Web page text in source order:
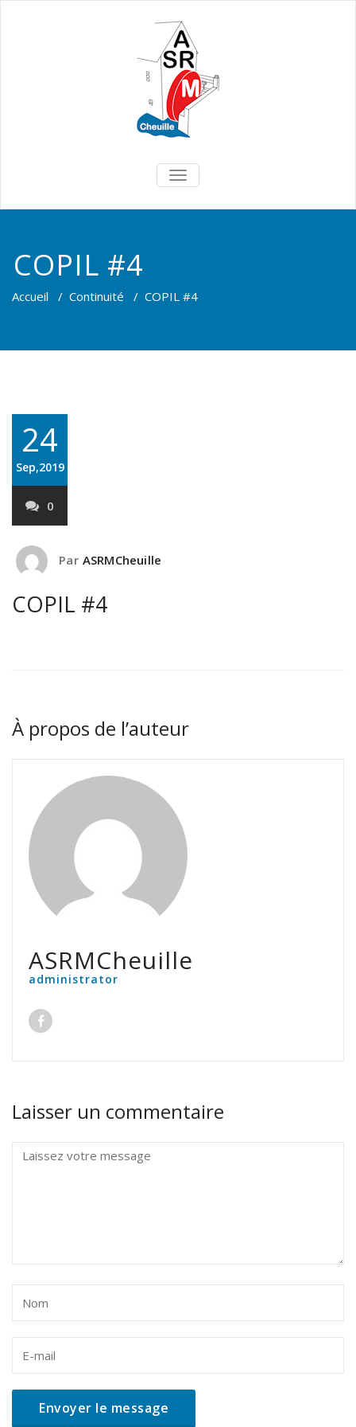
TOGGLE
NAVIGATION
COPIL #4
Accueil / Continuité / COPIL #4
24
Sep,2019
0
Par ASRMCheuille
COPIL #4
À propos de l’auteur
ASRMCheuille
administrator
Laisser un commentaire